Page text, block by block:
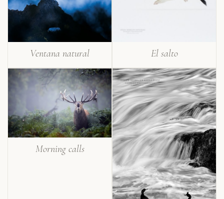
Ventana natural El salto
Morning calls